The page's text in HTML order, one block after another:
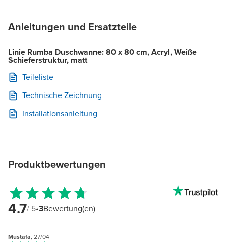
Anleitungen und Ersatzteile
Linie Rumba Duschwanne: 80 x 80 cm, Acryl, Weiße
Schieferstruktur, matt
Teileliste
Technische Zeichnung
Installationsanleitung
Produktbewertungen
4.7/ 5•3Bewertung(en)
Mustafa, 27/04